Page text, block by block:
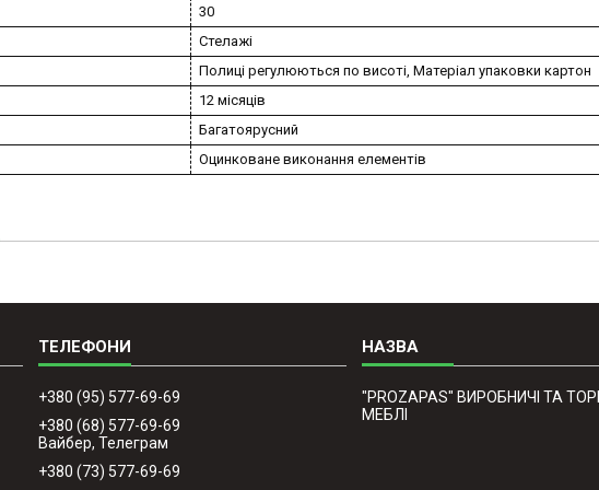
30
Стелажі
Полиці регулюються по висоті, Матеріал упаковки картон
12 місяців
Багатоярусний
Оцинковане виконання елементів
+380 (95) 577-69-69
+380 (68) 577-69-69
Вайбер, Телеграм
+380 (73) 577-69-69
"PROZAPAS" ВИРОБНИЧІ ТА
МЕБЛІ